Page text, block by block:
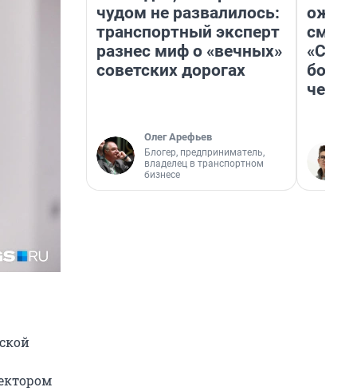
чудом не развалилось:
транспортный эксперт
разнес миф о «вечных»
советских дорогах
Олег Арефьев
Блогер, предприниматель,
владелец в транспортном
бизнесе